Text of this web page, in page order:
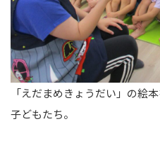
「えだまめきょうだい」の絵
子どもたち。